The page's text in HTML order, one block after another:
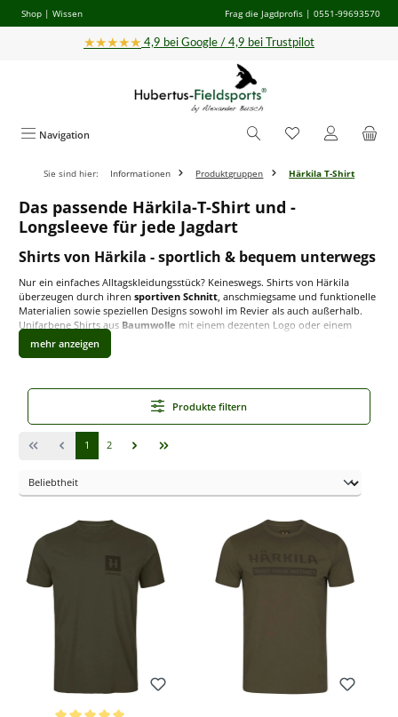
Zum Hauptinhalt springen
Shop | Wissen Frag die Jagdprofis | 0551-99693570
★★★★★ 4,9 bei Google / 4,9 bei Trustpilot
Navigation
Sie sind hier: Informationen Produktgruppen Härkila T-Shirt
Das passende Härkila-T-Shirt und -
Longsleeve für jede Jagdart
Shirts von Härkila - sportlich & bequem unterwegs
Nur ein einfaches Alltagskleidungsstück? Keineswegs. Shirts von Härkila
überzeugen durch ihren sportiven Schnitt, anschmiegsame und funktionelle
Materialien sowie speziellen Designs sowohl im Revier als auch außerhalb.
Unifarbene Shirts aus Baumwolle mit einem dezenten Logo oder einem
unauffälligen Design lassen sich gut in alltägliche Outfits integrieren. Für
aktive Jagdeinsätze oder andere Freizeitaktivitäten empfehlen sich Härkila
Farben
sorgen für eine hohe visuelle Aufmerksamkeit und sind eine gute
Wahl für Gesellschaftsjagden.
Produkte filtern
Seite
1 Seite
2